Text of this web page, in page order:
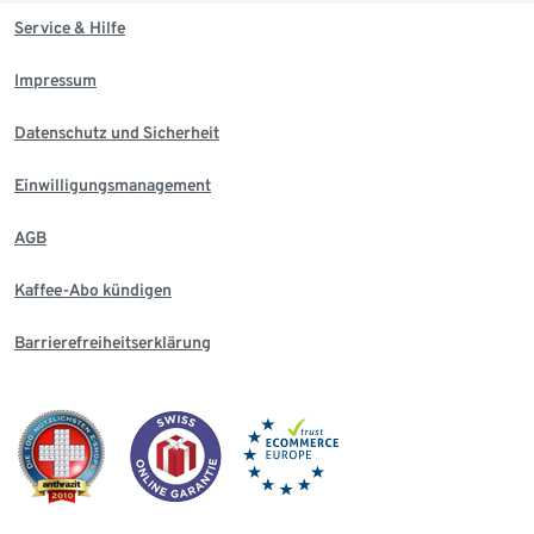
Service & Hilfe
Impressum
Datenschutz und Sicherheit
Einwilligungsmanagement
AGB
Kaffee-Abo kündigen
Barrierefreiheitserklärung